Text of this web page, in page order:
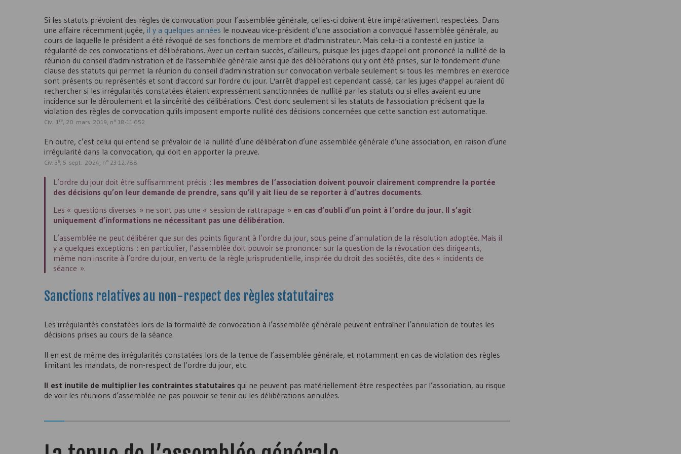
Si les statuts prévoient des règles de convocation pour l’assemblée générale, celles-ci doivent être impérativement respectées. Dans
une affaire récemment jugée, il y a quelques années le nouveau vice-président d’une association a convoqué l'assemblée générale, au
cours de laquelle le président a été révoqué de ses fonctions de membre et d'administrateur. Mais celui-ci a contesté en justice la
régularité de ces convocations et délibérations. Avec un certain succès, d’ailleurs, puisque les juges d'appel ont prononcé la nullité de la
réunion du conseil d'administration et de l'assemblée générale ainsi que des délibérations qui y ont été prises, sur le fondement d'une
clause des statuts qui permet la réunion du conseil d'administration sur convocation verbale seulement si tous les membres en exercice
sont présents ou représentés et sont d'accord sur l'ordre du jour. L'arrêt d'appel est cependant cassé, car les juges d'appel auraient dû
rechercher si les irrégularités constatées étaient expressément sanctionnées de nullité par les statuts ou si elles avaient eu une
incidence sur le déroulement et la sincérité des délibérations. C'est donc seulement si les statuts de l'association précisent que la
violation des règles de convocation qu'ils imposent emporte nullité des décisions concernées que cette sanction est automatique.
Civ. 1re, 20 mars 2019, n° 18-11.652
En outre, c’est celui qui entend se prévaloir de la nullité d’une délibération d’une assemblée générale d’une association, en raison d’une
irrégularité dans la convocation, qui doit en apporter la preuve.
Civ. 3e, 5 sept. 2024, n° 23-12.788
L’ordre du jour doit être suffisamment précis : les membres de l’association doivent pouvoir clairement comprendre la portée
des décisions qu’on leur demande de prendre, sans qu’il y ait lieu de se reporter à d’autres documents.
Les « questions diverses » ne sont pas une « session de rattrapage » en cas d’oubli d’un point à l’ordre du jour. Il s’agit
uniquement d’informations ne nécessitant pas une délibération.
L’assemblée ne peut délibérer que sur des points figurant à l’ordre du jour, sous peine d’annulation de la résolution adoptée. Mais il
y a quelques exceptions : en particulier, l’assemblée doit pouvoir se prononcer sur la question de la révocation des dirigeants,
même non inscrite à l’ordre du jour, en vertu de la règle jurisprudentielle, inspirée du droit des sociétés, dite des « incidents de
séance ».
Sanctions relatives au non-respect des règles statutaires
Les irrégularités constatées lors de la formalité de convocation à l’assemblée générale peuvent entraîner l’annulation de toutes les
décisions prises au cours de la séance.
Il en est de même des irrégularités constatées lors de la tenue de l’assemblée générale, et notamment en cas de violation des règles
limitant les mandats, de non-respect de l’ordre du jour, etc.
Il est inutile de multiplier les contraintes statutaires qui ne peuvent pas matériellement être respectées par l’association, au risque
de voir les réunions d’assemblée ne pas pouvoir se tenir ou les délibérations annulées.